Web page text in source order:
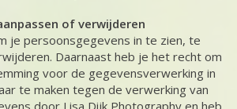
of verwijderen
je persoonsgegevens in te zien, te
Daarnaast heb je het recht om
voor de gegevensverwerking in
te maken tegen de verwerking van
door Lisa Dijk Photography en heb